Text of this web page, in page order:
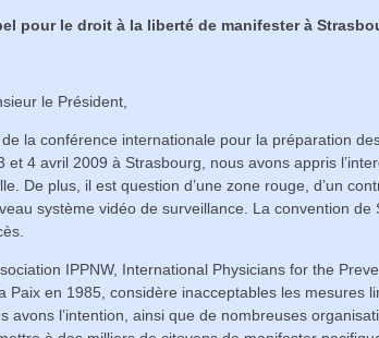
pour le droit à la liberté de manifester à
le Président,
la conférence internationale pour la préparation
et 4 avril 2009 à Strasbourg, nous avons appris
De plus, il est question d’une zone rouge, d’un
système vidéo de surveillance. La convention
IPPNW, International Physicians for the
Paix en 1985, considère inacceptables les mesures
avons l’intention, ainsi que de nombreuses